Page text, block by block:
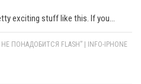
exciting stuff like this. If you...
ПОНАДОБИТСЯ FLASH” | INFO-IPHONE